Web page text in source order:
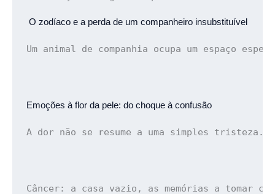
O zodíaco e a perda de um companheiro insubstituível
Um animal de companhia ocupa um espaço
Emoções à flor da pele: do choque à confusão
A dor não se resume a uma simples tristeza.
Câncer: a casa vazio, as memórias a tomar